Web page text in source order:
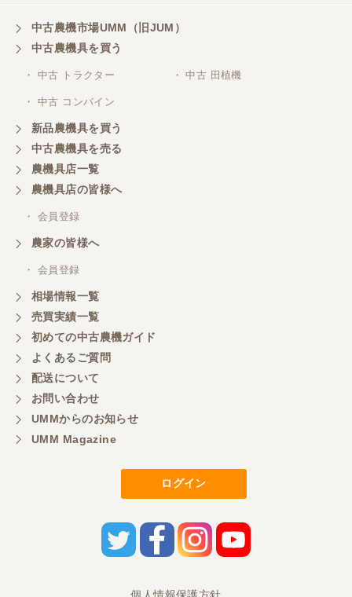
岐阜県／横倉林
ありがとうございます
岐阜県／横倉林
ありがとうございます
岐阜県／横倉林
ありがとうございます
岐阜県／横倉林
ありがとうございます
岐阜県／横倉林
ありがとうございます
岐阜県／横倉林
中古農機市場UMM（旧JUM）
中古農機具を買う
・ 中古 トラクター ・ 中古 田植機
・ 中古 コンバイン
新品農機具を買う
中古農機具を売る
農機具店一覧
農機具店の皆様へ
・ 会員登録
農家の皆様へ
・ 会員登録
相場情報一覧
売買実績一覧
初めての中古農機ガイド
よくあるご質問
配送について
お問い合わせ
UMMからのお知らせ
UMM Magazine
ログイン